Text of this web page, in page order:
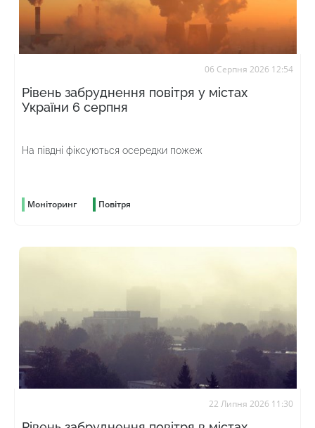
06 Серпня 2026 12:54
Рівень забруднення повітря у містах
України 6 серпня
На півдні фіксуються осередки пожеж
Моніторинг Повітря
22 Липня 2026 11:30